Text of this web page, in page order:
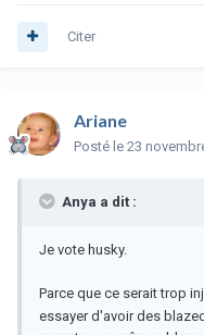
Citer
Ariane
Posté le 23
Anya a dit :
Je vote husky.
Parce que ce serait trop
essayer d'avoir des